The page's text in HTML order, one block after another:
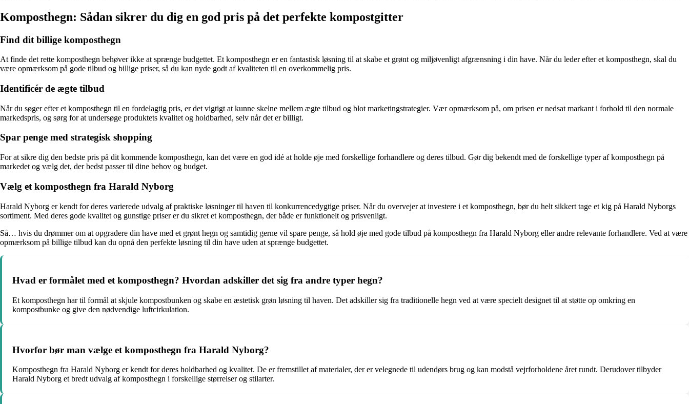
Komposthegn: Sådan sikrer du dig en god pris på det perfekte kompostgitter
Find dit billige komposthegn
At finde det rette komposthegn behøver ikke at sprænge budgettet. Et komposthegn er en fantastisk løsning til at skabe et grønt og miljøvenligt afgrænsning i din have. Når du leder efter et komposthegn, skal du
være opmærksom på gode tilbud og billige priser, så du kan nyde godt af kvaliteten til en overkommelig pris.
Identificér de ægte tilbud
Når du søger efter et komposthegn til en fordelagtig pris, er det vigtigt at kunne skelne mellem ægte tilbud og blot marketingstrategier. Vær opmærksom på, om prisen er nedsat markant i forhold til den normale
markedspris, og sørg for at undersøge produktets kvalitet og holdbarhed, selv når det er billigt.
Spar penge med strategisk shopping
For at sikre dig den bedste pris på dit kommende komposthegn, kan det være en god idé at holde øje med forskellige forhandlere og deres tilbud. Gør dig bekendt med de forskellige typer af komposthegn på
markedet og vælg det, der bedst passer til dine behov og budget.
Vælg et komposthegn fra Harald Nyborg
Harald Nyborg er kendt for deres varierede udvalg af praktiske løsninger til haven til konkurrencedygtige priser. Når du overvejer at investere i et komposthegn, bør du helt sikkert tage et kig på Harald Nyborgs
sortiment. Med deres gode kvalitet og gunstige priser er du sikret et komposthegn, der både er funktionelt og prisvenligt.
Så… hvis du drømmer om at opgradere din have med et grønt hegn og samtidig gerne vil spare penge, så hold øje med gode tilbud på komposthegn fra Harald Nyborg eller andre relevante forhandlere. Ved at være
opmærksom på billige tilbud kan du opnå den perfekte løsning til din have uden at sprænge budgettet.
Hvad er formålet med et komposthegn? Hvordan adskiller det sig fra andre typer hegn?
Et komposthegn har til formål at skjule kompostbunken og skabe en æstetisk grøn løsning til haven. Det adskiller sig fra traditionelle hegn ved at være specielt designet til at støtte op omkring en
kompostbunke og give den nødvendige luftcirkulation.
Hvorfor bør man vælge et komposthegn fra Harald Nyborg?
Komposthegn fra Harald Nyborg er kendt for deres holdbarhed og kvalitet. De er fremstillet af materialer, der er velegnede til udendørs brug og kan modstå vejrforholdene året rundt. Derudover tilbyder
Harald Nyborg et bredt udvalg af komposthegn i forskellige størrelser og stilarter.